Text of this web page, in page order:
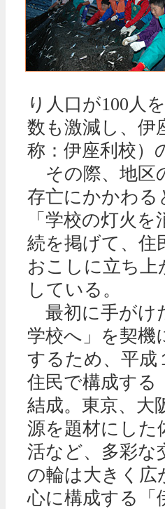
り人口が100人
数も激減し、伊
称：伊座利校）
その際、地区
存亡にかかわる
「学校の灯火
続を掲げて、住
おこしに立ち
している。
最初に手がけ
学校へ」を契機
するため、平成
住民で構成する
結成。東京、大
源を題材にした
活など、多彩な
の輪は大きく広
心に構成する「